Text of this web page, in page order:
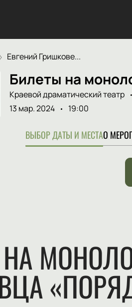
Евгений Гришкове...
Билеты на
Краевой драматический театр
13 мар. 2024
19:00
ВЫБОР ДАТЫ И МЕСТАО